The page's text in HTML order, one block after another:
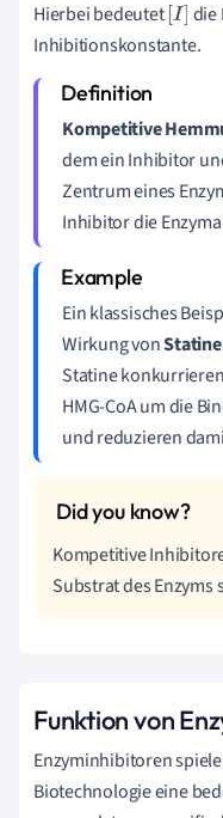
Hierbei bedeutet[I] die
Inhibitionskonstante.
Kompetitive
dem ein Inhibitor
Zentrum eines
Inhibitor die
Ein klassisches
Wirkung von
Statine
HMG-CoA um die
und reduzieren
Kompetitive
Substrat des Enzyms
Funktion von
Enzyminhibitoren
Biotechnologie eine